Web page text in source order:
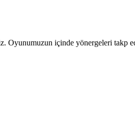
Oyunumuzun içinde yönergeleri takp